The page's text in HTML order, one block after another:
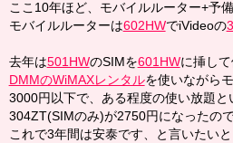
ここ10年ほど、モバイルルーター+予
モバイルルーターは602HWでiVideoの
去年は501HWのSIMを601HWに挿して
DMMのWiMAXレンタルを使いながら
3000円以下で、ある程度の使い放題
304ZT(SIMのみ)が2750円になったの
これで3年間は安泰です、と言いたい